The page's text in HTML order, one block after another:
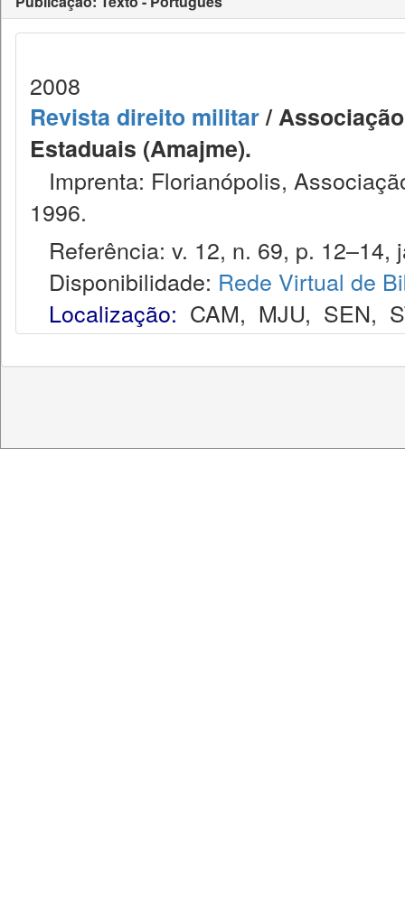
2008
Revista direito militar/
Estaduais (Amajme).
Imprenta: Florianópolis,
1996.
Referência: v. 12, n. 69, p. 12–14,
Disponibilidade: Rede Virtual de
Localização: CAM, MJU, SEN,